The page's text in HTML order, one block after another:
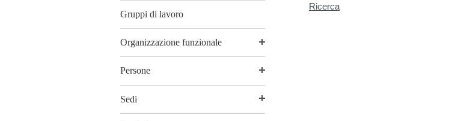
Gruppi di lavoro
Organizzazione funzionale
Persone
Sedi
Ricerca